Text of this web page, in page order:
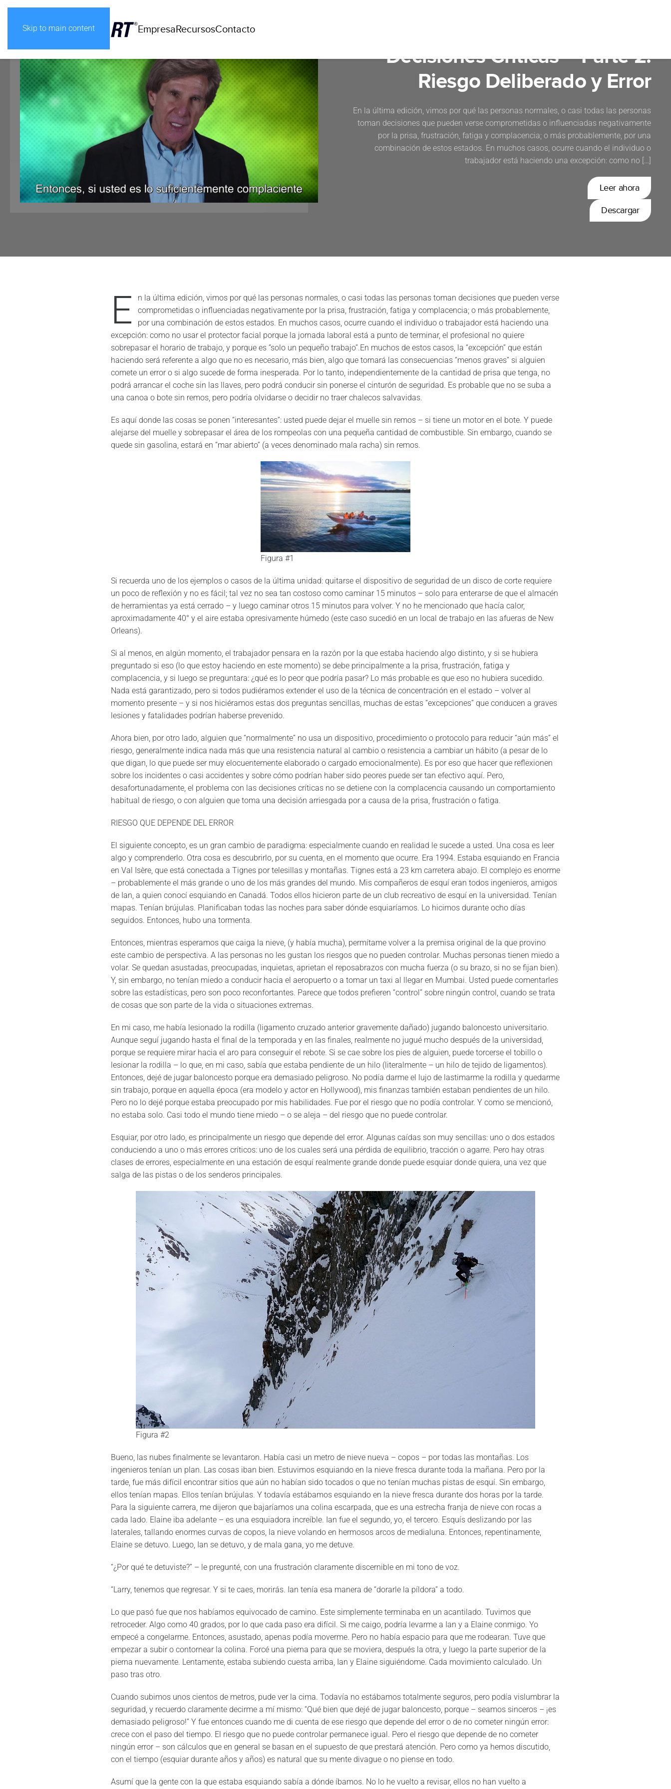
Skip to main content EmpresaRecursosContacto
Decisiones Críticas – Parte 2:
Riesgo Deliberado y Error
En la última edición, vimos por qué las personas normales, o casi todas las personas
toman decisiones que pueden verse comprometidas o influenciadas negativamente
por la prisa, frustración, fatiga y complacencia; o más probablemente, por una
combinación de estos estados. En muchos casos, ocurre cuando el individuo o
trabajador está haciendo una excepción: como no […]
Leer ahora
Descargar
E
n la última edición, vimos por qué las personas normales, o casi todas las personas toman decisiones que pueden verse
comprometidas o influenciadas negativamente por la prisa, frustración, fatiga y complacencia; o más probablemente,
por una combinación de estos estados. En muchos casos, ocurre cuando el individuo o trabajador está haciendo una
excepción: como no usar el protector facial porque la jornada laboral está a punto de terminar, el profesional no quiere
sobrepasar el horario de trabajo, y porque es “solo un pequeño trabajo”.En muchos de estos casos, la “excepción” que están
haciendo será referente a algo que no es necesario, más bien, algo que tornará las consecuencias “menos graves” si alguien
comete un error o si algo sucede de forma inesperada. Por lo tanto, independientemente de la cantidad de prisa que tenga, no
podrá arrancar el coche sin las llaves, pero podrá conducir sin ponerse el cinturón de seguridad. Es probable que no se suba a
una canoa o bote sin remos, pero podría olvidarse o decidir no traer chalecos salvavidas.
Es aquí donde las cosas se ponen “interesantes”: usted puede dejar el muelle sin remos – si tiene un motor en el bote. Y puede
alejarse del muelle y sobrepasar el área de los rompeolas con una pequeña cantidad de combustible. Sin embargo, cuando se
quede sin gasolina, estará en “mar abierto” (a veces denominado mala racha) sin remos.
Figura #1
Si recuerda uno de los ejemplos o casos de la última unidad: quitarse el dispositivo de seguridad de un disco de corte requiere
un poco de reflexión y no es fácil; tal vez no sea tan costoso como caminar 15 minutos – solo para enterarse de que el almacén
de herramientas ya está cerrado – y luego caminar otros 15 minutos para volver. Y no he mencionado que hacía calor,
aproximadamente 40° y el aire estaba opresivamente húmedo (este caso sucedió en un local de trabajo en las afueras de New
Orleans).
Si al menos, en algún momento, el trabajador pensara en la razón por la que estaba haciendo algo distinto, y si se hubiera
preguntado si eso (lo que estoy haciendo en este momento) se debe principalmente a la prisa, frustración, fatiga y
complacencia, y si luego se preguntara: ¿qué es lo peor que podría pasar? Lo más probable es que eso no hubiera sucedido.
Nada está garantizado, pero si todos pudiéramos extender el uso de la técnica de concentración en el estado – volver al
momento presente – y si nos hiciéramos estas dos preguntas sencillas, muchas de estas “excepciones” que conducen a graves
lesiones y fatalidades podrían haberse prevenido.
Ahora bien, por otro lado, alguien que “normalmente” no usa un dispositivo, procedimiento o protocolo para reducir “aún más” el
riesgo, generalmente indica nada más que una resistencia natural al cambio o resistencia a cambiar un hábito (a pesar de lo
que digan, lo que puede ser muy elocuentemente elaborado o cargado emocionalmente). Es por eso que hacer que reflexionen
sobre los incidentes o casi accidentes y sobre cómo podrían haber sido peores puede ser tan efectivo aquí. Pero,
desafortunadamente, el problema con las decisiones críticas no se detiene con la complacencia causando un comportamiento
habitual de riesgo, o con alguien que toma una decisión arriesgada por a causa de la prisa, frustración o fatiga.
RIESGO QUE DEPENDE DEL ERROR
El siguiente concepto, es un gran cambio de paradigma: especialmente cuando en realidad le sucede a usted. Una cosa es leer
algo y comprenderlo. Otra cosa es descubrirlo, por su cuenta, en el momento que ocurre. Era 1994. Estaba esquiando en Francia
en Val Isère, que está conectada a Tignes por telesillas y montañas. Tignes está a 23 km carretera abajo. El complejo es enorme
– probablemente el más grande o uno de los más grandes del mundo. Mis compañeros de esquí eran todos ingenieros, amigos
de Ian, a quien conocí esquiando en Canadá. Todos ellos hicieron parte de un club recreativo de esquí en la universidad. Tenían
mapas. Tenían brújulas. Planificaban todas las noches para saber dónde esquiaríamos. Lo hicimos durante ocho días
seguidos. Entonces, hubo una tormenta.
Entonces, mientras esperamos que caiga la nieve, (y había mucha), permítame volver a la premisa original de la que provino
este cambio de perspectiva. A las personas no les gustan los riesgos que no pueden controlar. Muchas personas tienen miedo a
volar. Se quedan asustadas, preocupadas, inquietas, aprietan el reposabrazos con mucha fuerza (o su brazo, si no se fijan bien).
Y, sin embargo, no tenían miedo a conducir hacia el aeropuerto o a tomar un taxi al llegar en Mumbai. Usted puede comentarles
sobre las estadísticas, pero son poco reconfortantes. Parece que todos prefieren “control” sobre ningún control, cuando se trata
de cosas que son parte de la vida o situaciones extremas.
En mi caso, me había lesionado la rodilla (ligamento cruzado anterior gravemente dañado) jugando baloncesto universitario.
Aunque seguí jugando hasta el final de la temporada y en las finales, realmente no jugué mucho después de la universidad,
porque se requiere mirar hacia el aro para conseguir el rebote. Si se cae sobre los pies de alguien, puede torcerse el tobillo o
lesionar la rodilla – lo que, en mi caso, sabía que estaba pendiente de un hilo (literalmente – un hilo de tejido de ligamentos).
Entonces, dejé de jugar baloncesto porque era demasiado peligroso. No podía darme el lujo de lastimarme la rodilla y quedarme
sin trabajo, porque en aquella época (era modelo y actor en Hollywood), mis finanzas también estaban pendientes de un hilo.
Pero no lo dejé porque estaba preocupado por mis habilidades. Fue por el riesgo que no podía controlar. Y como se mencionó,
no estaba solo. Casi todo el mundo tiene miedo – o se aleja – del riesgo que no puede controlar.
Esquiar, por otro lado, es principalmente un riesgo que depende del error. Algunas caídas son muy sencillas: uno o dos estados
conduciendo a uno o más errores críticos: uno de los cuales será una pérdida de equilibrio, tracción o agarre. Pero hay otras
clases de errores, especialmente en una estación de esquí realmente grande donde puede esquiar donde quiera, una vez que
salga de las pistas o de los senderos principales.
Figura #2
Bueno, las nubes finalmente se levantaron. Había casi un metro de nieve nueva – copos – por todas las montañas. Los
ingenieros tenían un plan. Las cosas iban bien. Estuvimos esquiando en la nieve fresca durante toda la mañana. Pero por la
tarde, fue más difícil encontrar sitios que aún no habían sido tocados o que no tenían muchas pistas de esquí. Sin embargo,
ellos tenían mapas. Ellos tenían brújulas. Y todavía estábamos esquiando en la nieve fresca durante dos horas por la tarde.
Para la siguiente carrera, me dijeron que bajaríamos una colina escarpada, que es una estrecha franja de nieve con rocas a
cada lado. Elaine iba adelante – es una esquiadora increíble. Ian fue el segundo, yo, el tercero. Esquís deslizando por las
laterales, tallando enormes curvas de copos, la nieve volando en hermosos arcos de medialuna. Entonces, repentinamente,
Elaine se detuvo. Luego, Ian se detuvo, y de mala gana, yo me detuve.
“¿Por qué te detuviste?” – le pregunté, con una frustración claramente discernible en mi tono de voz.
“Larry, tenemos que regresar. Y si te caes, morirás. Ian tenía esa manera de “dorarle la píldora” a todo.
Lo que pasó fue que nos habíamos equivocado de camino. Este simplemente terminaba en un acantilado. Tuvimos que
retroceder. Algo como 40 grados, por lo que cada paso era difícil. Si me caigo, podría levarme a Ian y a Elaine conmigo. Yo
empecé a congelarme. Entonces, asustado, apenas podía moverme. Pero no había espacio para que me rodearan. Tuve que
empezar a subir o contornear la colina. Forcé una pierna para que se moviera, después la otra, y luego la parte superior de la
pierna nuevamente. Lentamente, estaba subiendo cuesta arriba, Ian y Elaine siguiéndome. Cada movimiento calculado. Un
paso tras otro.
Cuando subimos unos cientos de metros, pude ver la cima. Todavía no estábamos totalmente seguros, pero podía vislumbrar la
seguridad, y recuerdo claramente decirme a mí mismo: “Qué bien que dejé de jugar baloncesto, porque – seamos sinceros – ¡es
demasiado peligroso!” Y fue entonces cuando me di cuenta de ese riesgo que depende del error o de no cometer ningún error:
crece con el paso del tiempo. El riesgo que no puede controlar permanece igual. Pero el riesgo que depende de no cometer
ningún error – son cálculos que en general se basan en el supuesto de que prestará atención. Pero como ya hemos discutido,
con el tiempo (esquiar durante años y años) es natural que su mente divague o no piense en todo.
Asumí que la gente con la que estaba esquiando sabía a dónde íbamos. No lo he vuelto a revisar, ellos no han vuelto a